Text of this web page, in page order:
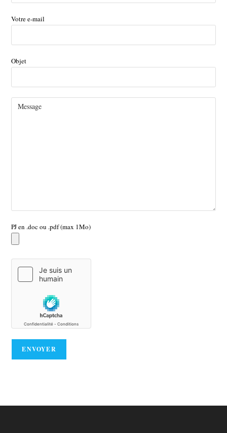
Votre e-mail
Objet
PJ en .doc ou .pdf (max 1Mo)